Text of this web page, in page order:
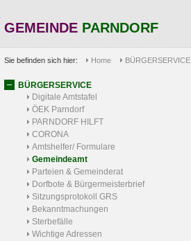
GEMEINDE PARNDORF
Sie befinden sich hier: Home BÜRGERSERVICE
BÜRGERSERVICE
Digitale Amtstafel
ÖEK Parndorf
PARNDORF HILFT
CORONA
Amtshelfer/ Formulare
Gemeindeamt
Parteien & Gemeinderat
Dorfbote & Bürgermeisterbrief
Sitzungsprotokoll GRS
Bekanntmachungen
Sterbefälle
Wichtige Adressen